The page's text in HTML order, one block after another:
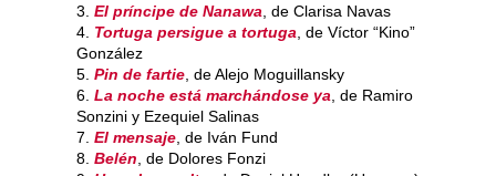
3. El príncipe de Nanawa , de Clarisa Navas
4. Tortuga persigue a tortuga , de Víctor “Kino”
González
5. Pin de fartie , de Alejo Moguillansky
6. La noche está marchándose ya , de Ramiro
Sonzini y Ezequiel Salinas
7. El mensaje , de Iván Fund
8. Belén , de Dolores Fonzi